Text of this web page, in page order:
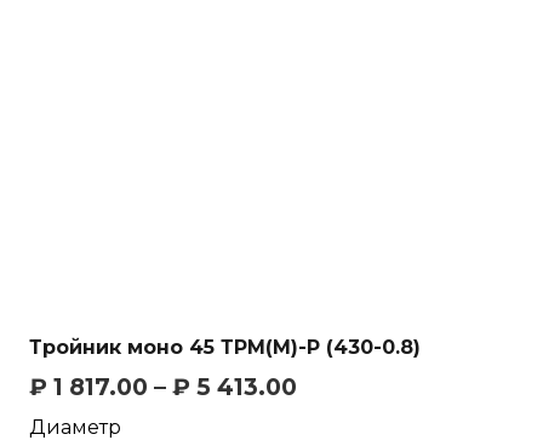
Тройник моно 45 ТРМ(М)-Р (430-0.8)
₽ 1 817.00 – ₽ 5 413.00
Диаметр